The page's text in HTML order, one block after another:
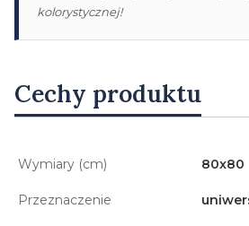
kolorystycznej!
Cechy produktu
Wymiary (cm) 80x80
Przeznaczenie